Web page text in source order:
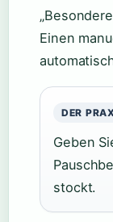
Einen
DER
Geben
stockt.